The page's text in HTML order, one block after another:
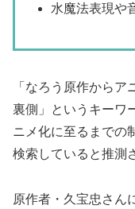
水魔法表現や
「なろう原作から
裏側」というキーワ
ニメ化に至るまでの
検索していると推測
原作者・久宝忠さん